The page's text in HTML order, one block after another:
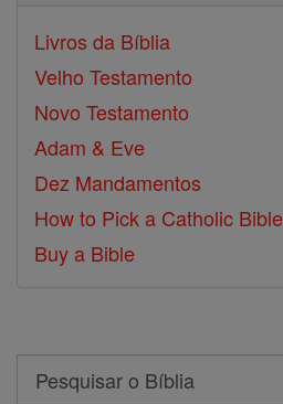
Livros da Bíblia
Velho Testamento
Novo Testamento
Adam & Eve
Dez Mandamentos
How to Pick a Catholic Bible
Buy a Bible
Search